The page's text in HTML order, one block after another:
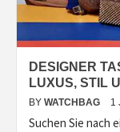
DESIGNER
LUXUS, STIL
BY WATCHBAG 1
Suchen Sie nach